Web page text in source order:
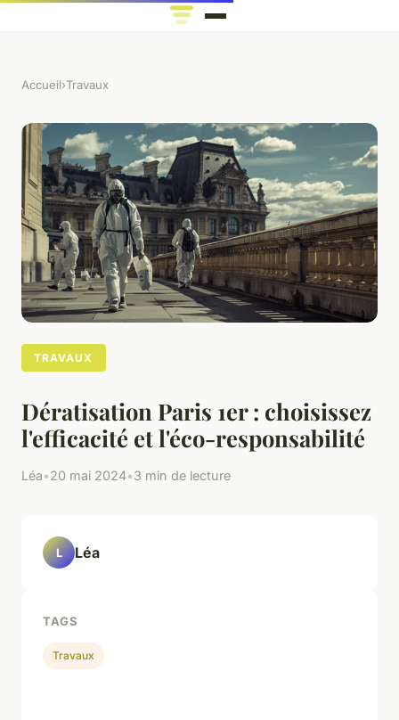
Accueil›Travaux
TRAVAUX
Dératisation Paris 1er : choisissez
l'efficacité et l'éco-responsabilité
Léa•20 mai 2024•3 min de lecture
L Léa
TAGS
Travaux